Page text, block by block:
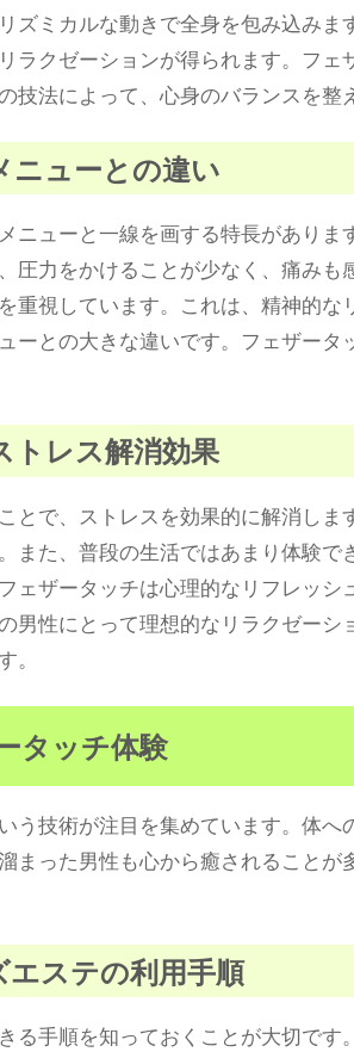
ズミカルな動きで全身を包み込み
クゼーションが得られます。フェ
法によって、心身のバランスを整
ニューとの違い
ニューと一線を画する特長があり
圧力をかけることが少なく、痛み
重視しています。これは、精神的
ーとの大きな違いです。フェザー
トレス解消効果
とで、ストレスを効果的に解消し
また、普段の生活ではあまり体験
ェザータッチは心理的なリフレッ
男性にとって理想的なリラクゼー
タッチ体験
う技術が注目を集めています。体
まった男性も心から癒されること
ステの利用手順
る手順を知っておくことが大切で